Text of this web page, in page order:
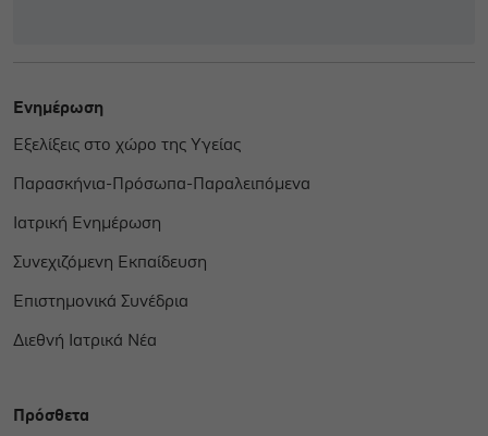
Ενημέρωση
Εξελίξεις στο χώρο της Υγείας
Παρασκήνια-Πρόσωπα-Παραλειπόμενα
Ιατρική Ενημέρωση
Συνεχιζόμενη Εκπαίδευση
Επιστημονικά Συνέδρια
Διεθνή Ιατρικά Νέα
Πρόσθετα